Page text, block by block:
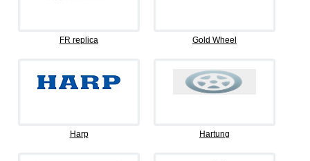
FR replica Gold Wheel
Harp Hartung